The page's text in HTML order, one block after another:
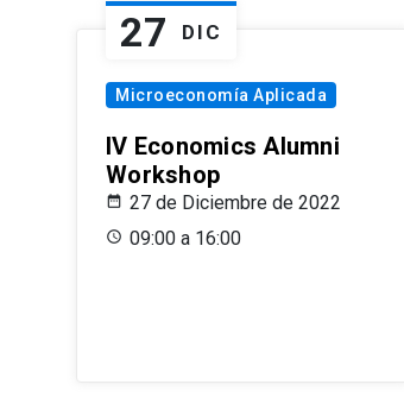
27 DIC
Microeconomía Aplicada
IV Economics Alumni
Workshop
27 de Diciembre de 2022
09:00 a 16:00